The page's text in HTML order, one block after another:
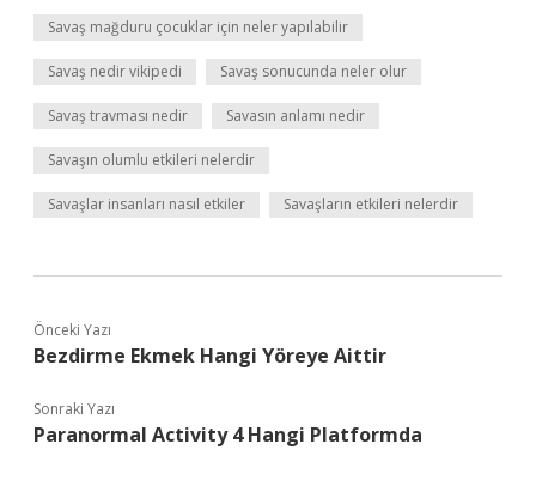
Savaş mağduru çocuklar için neler yapılabilir
Savaş nedir vikipedi Savaş sonucunda neler olur
Savaş travması nedir Savasın anlamı nedir
Savaşın olumlu etkileri nelerdir
Savaşlar insanları nasıl etkiler Savaşların etkileri nelerdir
Önceki Yazı
Bezdirme Ekmek Hangi Yöreye Aittir
Sonraki Yazı
Paranormal Activity 4 Hangi Platformda